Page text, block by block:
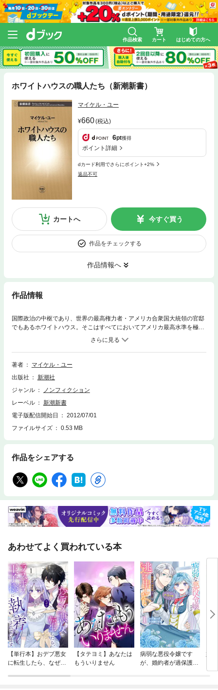
作品検索 カート はじめての方へ
ホワイトハウスの職人たち（新潮新書）
マイケル・ユー
660(税込)
6pt獲得
ポイント詳細
dカード利用でさらにポイント+2%
返品不可
カートへ 今すぐ買う
作品をチェックする
作品情報へ
作品情報
国際政治の中枢であり、世界の最高権力者・アメリカ合衆国大統領の官邸
でもあるホワイトハウス。そこはすべてにおいてアメリカ最高水準を極め
た「メイドインＵＳの宮殿」である。大統領一家の日々の営みを支える職
人のうち、本書にはフランスきっての菓子職人、ＳＳ出身の学芸員、アフ
ガン首相の娘だった理髪師、1着4000ドルの仕立屋ら6人が登場。彼らだ
けが見た歴代大統領とホワイトハウスの素顔に迫る。
著者
マイケル・ユー
出版社
新潮社
ジャンル
ノンフィクション
レーベル
新潮新書
電子版配信開始日
2012/07/01
ファイルサイズ
0.53 MB
作品をシェアする
あわせてよく買われている本
【単行本】おデブ悪女
に転生したら、なぜか
【タテヨミ】あなたは
もういりません
病弱な悪役令嬢です
が、婚約者が過保護す
妹